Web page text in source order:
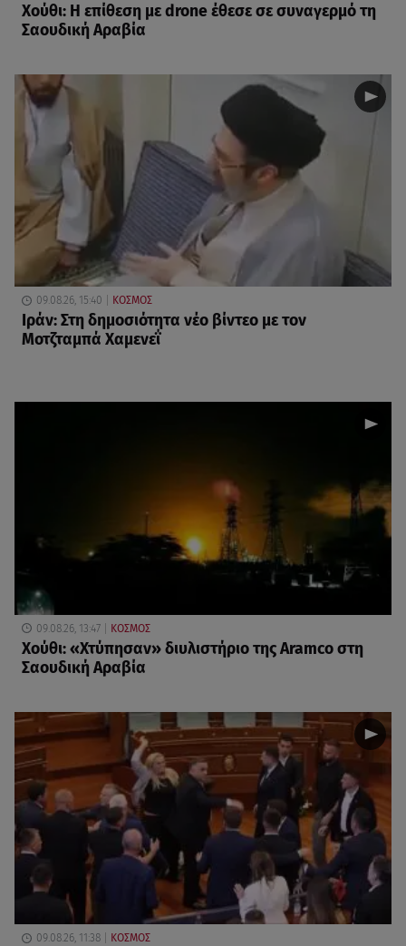
Χούθι: Η επίθεση με drone έθεσε σε συναγερμό τη
Σαουδική Αραβία
09.08.26, 15:40 ΚΟΣΜΟΣ
Ιράν: Στη δημοσιότητα νέο βίντεο με τον
Μοτζταμπά Χαμενεΐ
09.08.26, 13:47 ΚΟΣΜΟΣ
Χούθι: «Χτύπησαν» διυλιστήριο της Aramco στη
Σαουδική Αραβία
09.08.26, 11:38 ΚΟΣΜΟΣ